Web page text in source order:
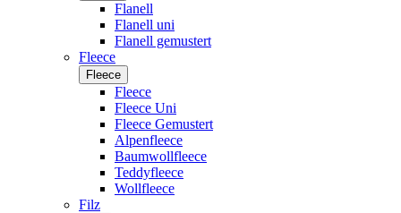
Flanell
Flanell uni
Flanell gemustert
Fleece
Fleece
Fleece
Fleece Uni
Fleece Gemustert
Alpenfleece
Baumwollfleece
Teddyfleece
Wollfleece
Filz